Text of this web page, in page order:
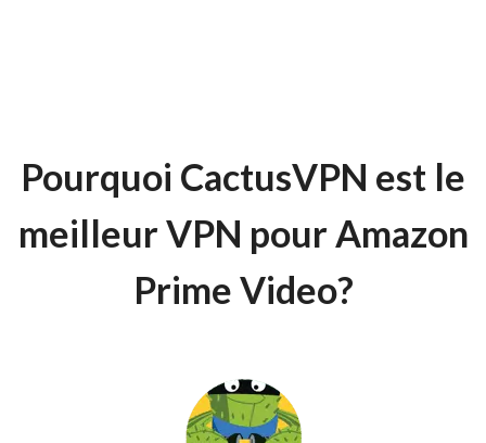
Pourquoi CactusVPN est le
meilleur VPN pour Amazon
Prime Video?